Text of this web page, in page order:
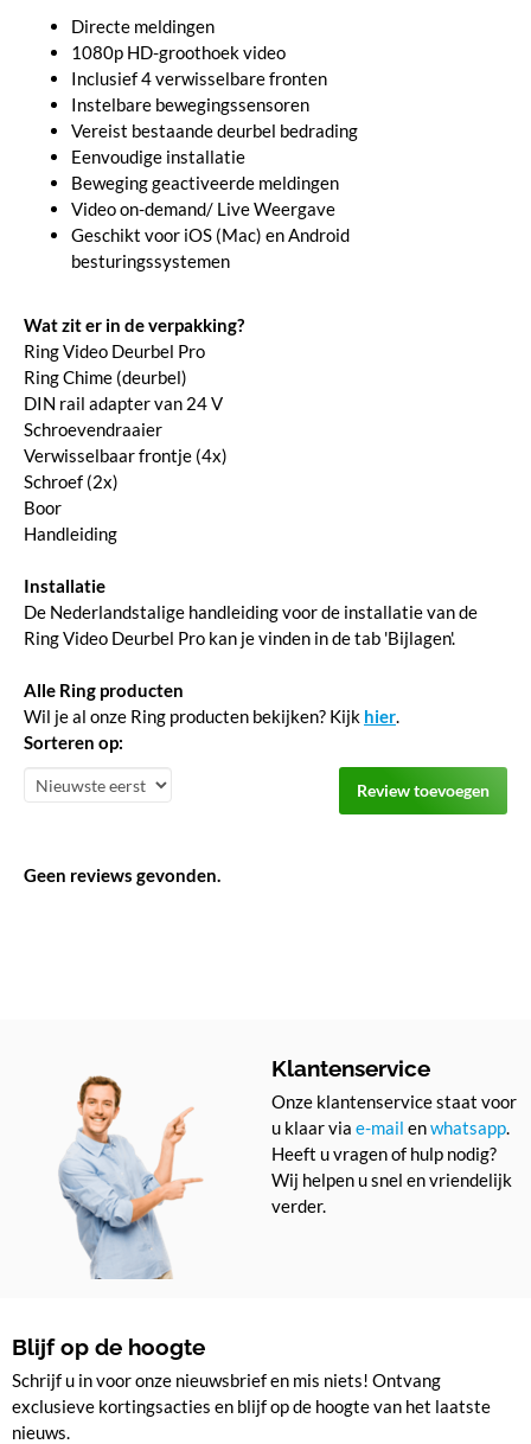
Directe meldingen
1080p HD-groothoek video
Inclusief 4 verwisselbare fronten
Instelbare bewegingssensoren
Vereist bestaande deurbel bedrading
Eenvoudige installatie
Beweging geactiveerde meldingen
Video on-demand/ Live Weergave
Geschikt voor iOS (Mac) en Android
besturingssystemen
Wat zit er in de verpakking?
Ring Video Deurbel Pro
Ring Chime (deurbel)
DIN rail adapter van 24 V
Schroevendraaier
Verwisselbaar frontje (4x)
Schroef (2x)
Boor
Handleiding
Installatie
De Nederlandstalige handleiding voor de installatie van de
Ring Video Deurbel Pro kan je vinden in de tab 'Bijlagen'.
Alle Ring producten
Wil je al onze Ring producten bekijken? Kijk hier.
Sorteren op:
Review toevoegen
Geen reviews gevonden.
Klantenservice
Onze klantenservice staat voor
u klaar viae-mail enwhatsapp.
Heeft u vragen of hulp nodig?
Wij helpen u snel en vriendelijk
verder.
Blijf op de hoogte
Schrijf u in voor onze nieuwsbrief en mis niets! Ontvang
exclusieve kortingsacties en blijf op de hoogte van het laatste
nieuws.